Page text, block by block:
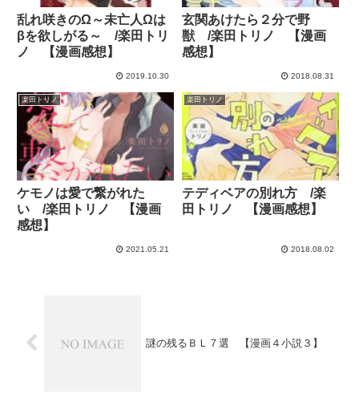
乱れ咲きのΩ～未亡人Ωは
βを欲しがる～ /楽田トリ
ノ 【漫画感想】
2019.10.30
玄関あけたら２分で野
獣 /楽田トリノ 【漫画
感想】
2018.08.31
楽田トリノ
ケモノは愛で繋がれた
い /楽田トリノ 【漫画
感想】
2021.05.21
楽田トリノ
テディベアの別れ方 /楽
田トリノ 【漫画感想】
2018.08.02
謎の残るＢＬ７選 【漫画４小説３】